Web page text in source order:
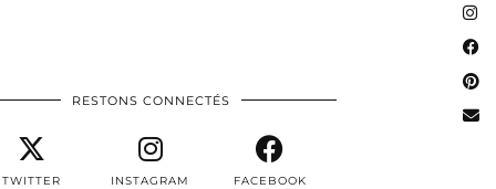
RESTONS CONNECTÉS
TWITTER INSTAGRAM FACEBOOK